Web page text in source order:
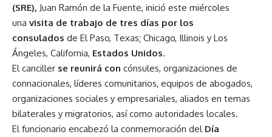
(SRE), Juan Ramón de la Fuente, inició este miércoles
una visita de trabajo de tres días por los
consulados de El Paso, Texas; Chicago, Illinois y Los
Ángeles, California, Estados Unidos.
El canciller se reunirá con cónsules, organizaciones de
connacionales, líderes comunitarios, equipos de abogados,
organizaciones sociales y empresariales, aliados en temas
bilaterales y migratorios, así como autoridades locales.
El funcionario encabezó la conmemoración del Día